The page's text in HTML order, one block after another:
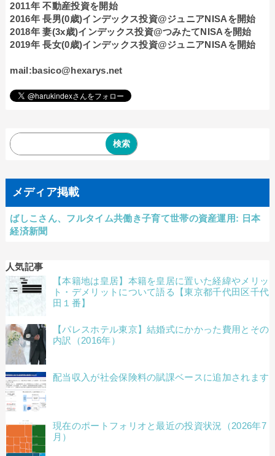
2011年 不動産投資を開始
2016年 長男(0歳)インデックス投資@ジュニアNISAを開始
2018年 妻(3x歳)インデックス投資@つみたてNISAを開始
2019年 長女(0歳)インデックス投資@ジュニアNISAを開始
mail:basico@hexarys.net
メディア掲載
ばしこさん、フルタイム共働き子育て世帯の資産運用: 日本
経済新聞
人気記事
【本籍地は皇居】本籍を皇居に置いた経緯やメリッ
ト・デメリットについて語る【東京都千代田区千代
田１番】
【パレスホテル東京】結婚式にかかった費用とその
内訳（2016年）
配当収入が社会保険料の賦課ベースに追加されます
現在のポートフォリオと最近の投資状況（2026年7
月）